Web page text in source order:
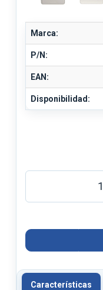
Marca:
P/N:
EAN:
Disponibilidad:
Características